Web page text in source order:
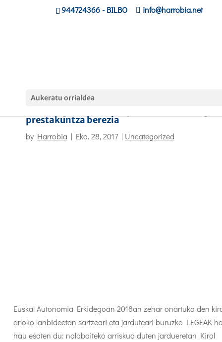
944724366- BILBO info@harrobia.net
Aukeratu orrialdea
prestakuntza berezia
by Harrobia | Eka. 28, 2017 | Uncategorized
Euskal Autonomia Erkidegoan 2018an zehar onartuko den
arloko lanbideetan sartzeari eta jarduteari buruzko LEGEAK
hau esaten du: nolabaiteko arriskua duten jardueretan Kirol